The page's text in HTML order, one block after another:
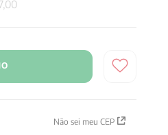
,00
Não sei meu CEP